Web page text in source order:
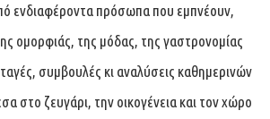
ενδιαφέροντα πρόσωπα που εμπνέουν,
ομορφιάς, της μόδας, της γαστρονομίας
συμβουλές κι αναλύσεις καθημερινών
στο ζευγάρι, την οικογένεια και τον χώρο